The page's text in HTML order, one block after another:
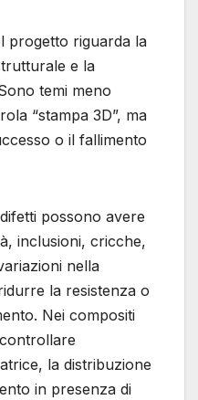
progetto riguarda la
e la
temi meno
“stampa 3D”, ma
o il fallimento
possono avere
inclusioni, cricche,
nella
la resistenza o
Nei compositi
la distribuzione
in presenza di